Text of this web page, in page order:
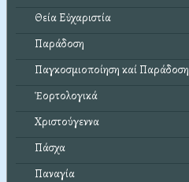
Θεία Εὐχαριστία
Παράδοση
Παγκοσμιοποίηση καί Παράδοση
Ἑορτολογικά
Χριστούγεννα
Πάσχα
Παναγία